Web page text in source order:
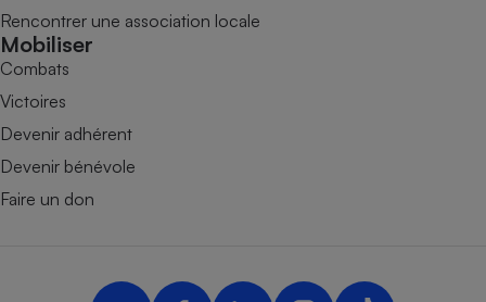
Rencontrer une association locale
Mobiliser
Combats
Victoires
Devenir adhérent
Devenir bénévole
Faire un don